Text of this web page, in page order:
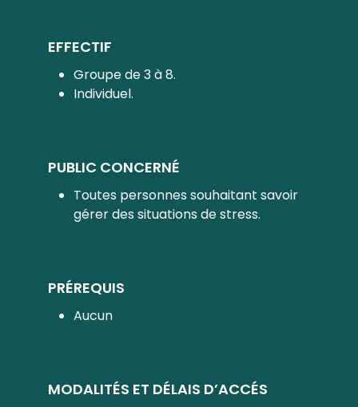
EFFECTIF
Groupe de 3 à 8.
Individuel.
PUBLIC CONCERNÉ
Toutes personnes souhaitant savoir
gérer des situations de stress.
PRÉREQUIS
Aucun
MODALITÉS ET DÉLAIS D’ACCÉS